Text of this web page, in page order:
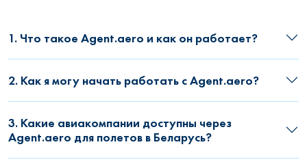
1. Что такое Agent.aero и как он работает?
2. Как я могу начать работать с Agent.aero?
3. Какие авиакомпании доступны через
Agent.aero для полетов в Беларусь?